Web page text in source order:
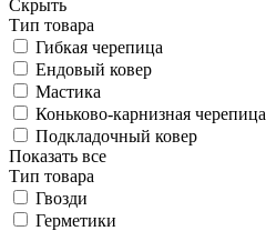
Скрыть
Тип товара
Гибкая черепица
Ендовый ковер
Мастика
Коньково-карнизная черепица
Подкладочный ковер
Показать все
Тип товара
Гвозди
Герметики